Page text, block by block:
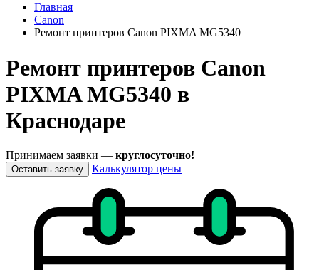
Главная
Canon
Ремонт принтеров Canon PIXMA MG5340
Ремонт принтеров Canon
PIXMA MG5340 в
Краснодаре
Принимаем заявки — круглосуточно!
Оставить заявку Калькулятор цены